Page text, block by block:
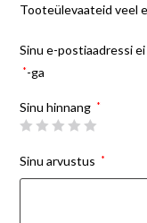
Tooteülevaateid veel
Sinu e-postiaadressi
*-ga
Sinu hinnang *
Sinu arvustus *